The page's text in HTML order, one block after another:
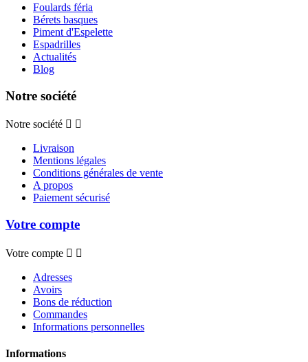
Foulards féria
Bérets basques
Piment d'Espelette
Espadrilles
Actualités
Blog
Notre société
Notre société  
Livraison
Mentions légales
Conditions générales de vente
A propos
Paiement sécurisé
Votre compte
Votre compte  
Adresses
Avoirs
Bons de réduction
Commandes
Informations personnelles
Informations